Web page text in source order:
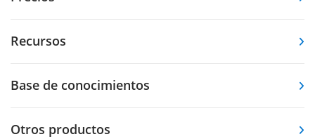
Recursos
Base de conocimientos
Otros productos